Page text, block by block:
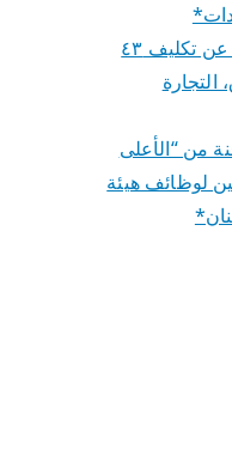
*استكمالاً للفرحه..النعماني يعلن عن تكليف ٤٣
التجارة
من “الأعلى
لوظائف هيئة